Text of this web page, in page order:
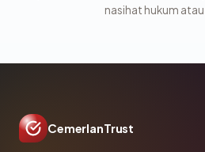
nasihat hukum atau
CemerlanTrust